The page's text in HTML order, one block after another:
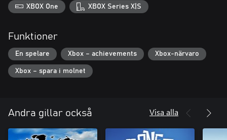
XBOX One XBOX Series X|S
Funktioner
En spelare Xbox – achievements Xbox-närvaro
Xbox – spara i molnet
Andra gillar också Visa alla